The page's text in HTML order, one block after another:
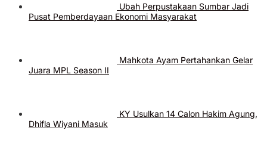
Ubah Perpustakaan Sumbar Jadi
Pusat Pemberdayaan Ekonomi Masyarakat
Mahkota Ayam Pertahankan Gelar
Juara MPL Season II
KY Usulkan 14 Calon Hakim Agung,
Dhifla Wiyani Masuk